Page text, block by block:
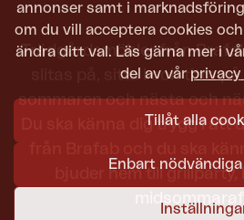
annonser samt i
om du vill acceptera cookies
ändra ditt val. Läs gärna mer i
del av vår privacy
Tillåt alla
Enbart
Trädgårdsmöbler från
slitas på, sitta i och titta på.
sommaren och nästa och
Du ska känna dig trygg i att
bjuder hem till grillparty,